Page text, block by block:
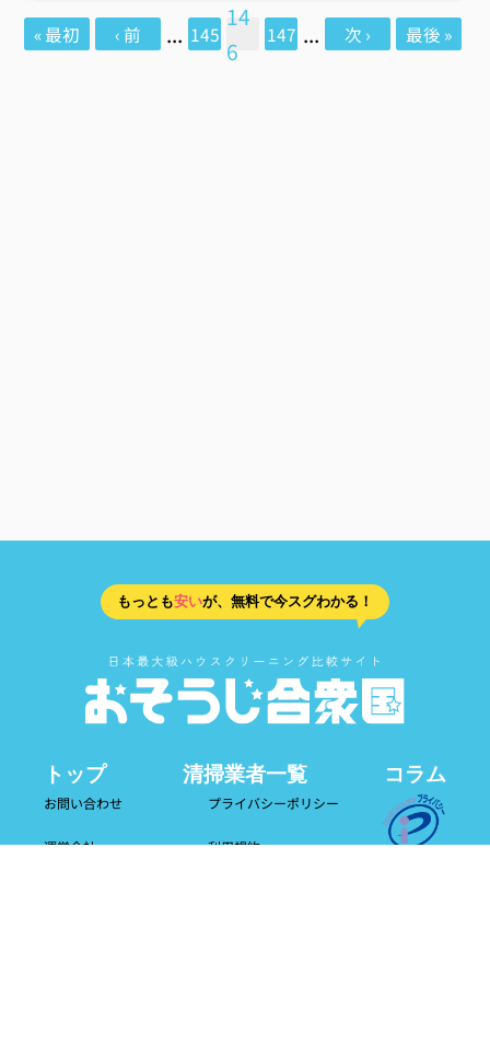
« 最初 ‹ 前 ... 145
14
6
147 ... 次 › 最後 »
もっとも安いが、無料で今スグわかる！
トップ 清掃業者一覧 コラム
お問い合わせ プライバシーポリシー
運営会社 利用規約